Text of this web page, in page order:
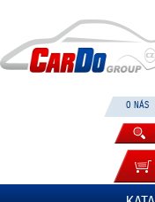
O NÁS